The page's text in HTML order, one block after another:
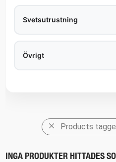
Svetsutrustning
Övrigt
Products
INGA PRODUKTER HITTADES